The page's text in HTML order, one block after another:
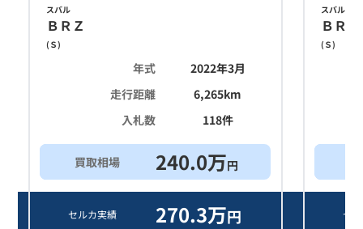
スバル
ＢＲＺ
( Ｓ)
年式
2022年3月
走行距離
6,265km
入札数
118件
買取相場 240.0万円
セルカ実績 270.3万円
スバル
ＢＲＺ
( Ｓ)
セ